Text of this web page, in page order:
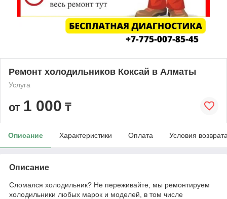
Ремонт холодильников Коксай в Алматы
Услуга
от 1 000 ₸
Описание Характеристики Оплата Условия
Описание
Сломался холодильник? Не переживайте, мы ремонтируем
холодильники любых марок и моделей, в том числе